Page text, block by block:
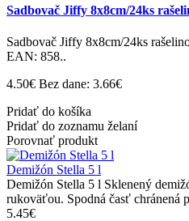
Sadbovač Jiffy 8x8cm/24ks
Sadbovač Jiffy 8x8cm/24ks
EAN: 858..
4.50€ Bez dane: 3.66€
Pridať do košíka
Pridať do zoznamu želaní
Porovnať produkt
Demižón Stella 5 l
Demižón Stella 5 l Sklenený
rukoväťou. Spodná časť chránená
5.45€